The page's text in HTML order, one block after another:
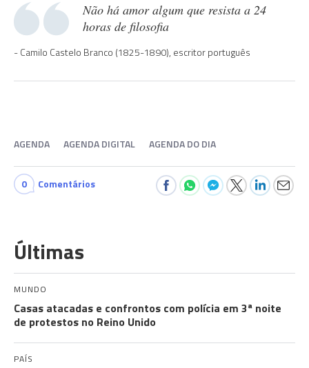
Não há amor algum que resista a 24
horas de filosofia
Camilo Castelo Branco (1825-1890), escritor português
AGENDA AGENDA DIGITAL AGENDA DO DIA
0 Comentários
Últimas
MUNDO
Casas atacadas e confrontos com polícia em 3ª noite
de protestos no Reino Unido
PAÍS